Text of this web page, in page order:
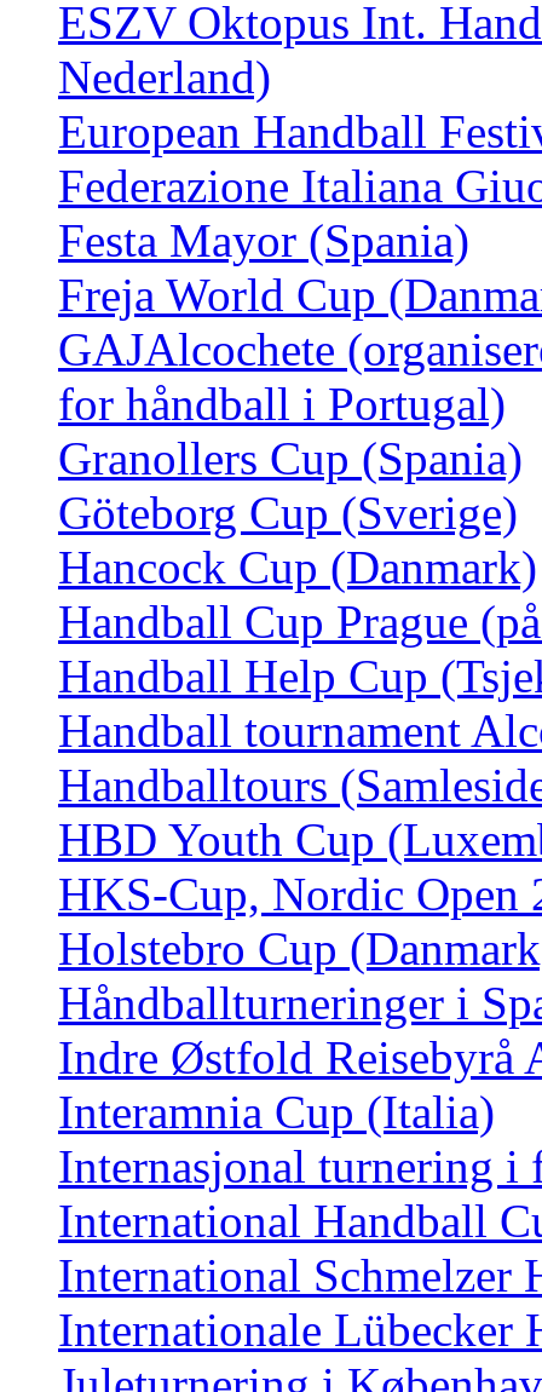
ESZV Oktopus Int.
Nederland)
European Handball
Federazione Italiana
Festa Mayor (Spania)
Freja World Cup
GAJAlcochete
for håndball i Portugal)
Granollers Cup (Spania)
Göteborg Cup (Sverige)
Hancock Cup (Danmark)
Handball Cup Prague
Handball Help Cup
Handball tournament
Handballtours
HBD Youth Cup
HKS-Cup, Nordic
Holstebro Cup
Håndballturneringer i
Indre Østfold Reisebyrå
Interamnia Cup (Italia)
Internasjonal turnering i
International Handball
International Schmelzer
Internationale Lübecker